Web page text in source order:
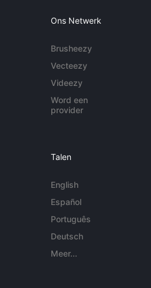
Ons Netwerk
Brusheezy
Vecteezy
Videezy
Word een
provider
Talen
English
Español
Português
Deutsch
Meer...